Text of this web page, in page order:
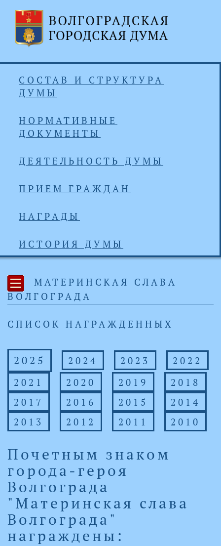
СОСТАВ И СТРУКТУРА
ДУМЫ
НОРМАТИВНЫЕ
ДОКУМЕНТЫ
ДЕЯТЕЛЬНОСТЬ ДУМЫ
ПРИЕМ ГРАЖДАН
НАГРАДЫ
ИСТОРИЯ ДУМЫ
МАТЕРИНСКАЯ СЛАВА
ВОЛГОГРАДА
СПИСОК НАГРАЖДЕННЫХ
2025 2024 2023
2022
2021
2020 2019
2018
2017
2016 2015
2014
2013
2012 2011 2010
Почетным знаком
города-героя
Волгограда
"Материнская слава
Волгограда"
награждены: